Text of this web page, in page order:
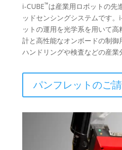
i-CUBE™は産業用ロボットの先
ッドセンシングシステムです。
ットの運用を光学系を用いて
計と高性能なオンボードの制御
ハンドリングや検査などの産業
パンフレットのご